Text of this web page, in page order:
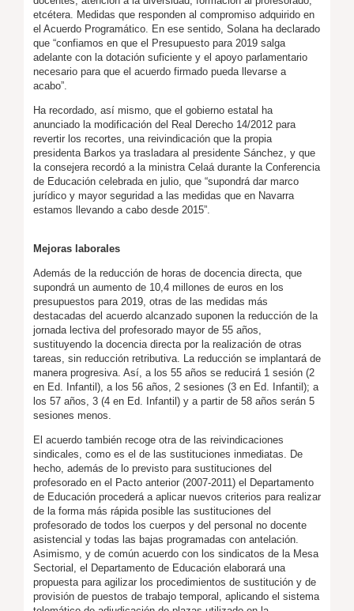
etcétera. Medidas que responden al compromiso adquirido en
el Acuerdo Programático. En ese sentido, Solana ha declarado
que “confiamos en que el Presupuesto para 2019 salga
adelante con la dotación suficiente y el apoyo parlamentario
necesario para que el acuerdo firmado pueda llevarse a
acabo”.
Ha recordado, así mismo, que el gobierno estatal ha
anunciado la modificación del Real Derecho 14/2012 para
revertir los recortes, una reivindicación que la propia
presidenta Barkos ya trasladara al presidente Sánchez, y que
la consejera recordó a la ministra Celaá durante la Conferencia
de Educación celebrada en julio, que “supondrá dar marco
jurídico y mayor seguridad a las medidas que en Navarra
estamos llevando a cabo desde 2015”.
Mejoras laborales
Además de la reducción de horas de docencia directa, que
supondrá un aumento de 10,4 millones de euros en los
presupuestos para 2019, otras de las medidas más
destacadas del acuerdo alcanzado suponen la reducción de la
jornada lectiva del profesorado mayor de 55 años,
sustituyendo la docencia directa por la realización de otras
tareas, sin reducción retributiva. La reducción se implantará de
manera progresiva. Así, a los 55 años se reducirá 1 sesión (2
en Ed. Infantil), a los 56 años, 2 sesiones (3 en Ed. Infantil); a
los 57 años, 3 (4 en Ed. Infantil) y a partir de 58 años serán 5
sesiones menos.
El acuerdo también recoge otra de las reivindicaciones
sindicales, como es el de las sustituciones inmediatas. De
hecho, además de lo previsto para sustituciones del
profesorado en el Pacto anterior (2007-2011) el Departamento
de Educación procederá a aplicar nuevos criterios para realizar
de la forma más rápida posible las sustituciones del
profesorado de todos los cuerpos y del personal no docente
asistencial y todas las bajas programadas con antelación.
Asimismo, y de común acuerdo con los sindicatos de la Mesa
Sectorial, el Departamento de Educación elaborará una
propuesta para agilizar los procedimientos de sustitución y de
provisión de puestos de trabajo temporal, aplicando el sistema